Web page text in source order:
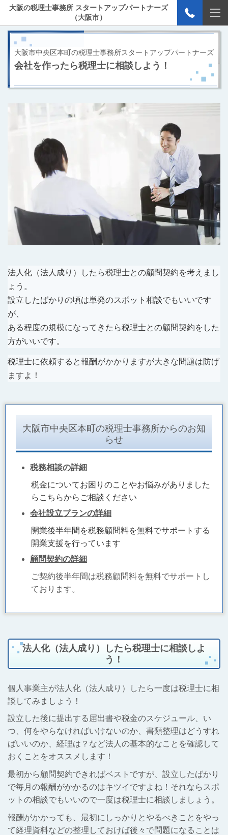
大阪の税理士事務所 スタートアップパートナーズ
（大阪市）
大阪市中央区本町の税理士事務所スタートアップパートナーズ
会社を作ったら税理士に相談しよう！
法人化（法人成り）したら税理士との顧問契約を考えまし
ょう。
設立したばかりの頃は単発のスポット相談でもいいです
が、
ある程度の規模になってきたら税理士との顧問契約をした
方がいいです。
税理士に依頼すると報酬がかかりますが大きな問題は防げ
ますよ！
大阪市中央区本町の税理士事務所からのお知
らせ
税務相談の詳細
税金についてお困りのことやお悩みがありました
らこちらからご相談ください
会社設立プランの詳細
開業後半年間を税務顧問料を無料でサポートする
開業支援を行っています
顧問契約の詳細
ご契約後半年間は税務顧問料を無料でサポートし
ております。
法人化（法人成り）したら税理士に相談しよ
う！
個人事業主が法人化（法人成り）したら一度は税理士に相
談してみましょう！
設立した後に提出する届出書や税金のスケジュール、い
つ、何をやらなければいけないのか、書類整理はどうすれ
ばいいのか、経理は？など法人の基本的なことを確認して
おくことをオススメします！
最初から顧問契約できればベストですが、設立したばかり
で毎月の報酬がかかるのはキツイですよね！それならスポ
ットの相談でもいいので一度は税理士に相談しましょう。
報酬がかかっても、最初にしっかりとやるべきことをやっ
て経理資料などの整理しておけば後々で問題になることは